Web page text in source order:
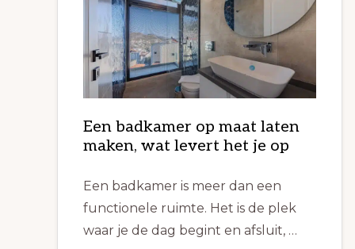
Een badkamer op maat laten
maken, wat levert het je op
Een badkamer is meer dan een
functionele ruimte. Het is de plek
waar je de dag begint en afsluit, …